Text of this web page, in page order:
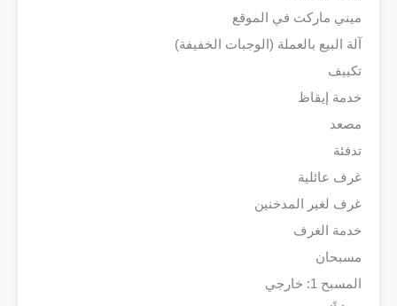
ميني ماركت في الموقع
آلة البيع بالعملة (الوجبات الخفيفة)
تكييف
خدمة إيقاظ
مصعد
تدفئة
غرف عائلية
غرف لغير المدخنين
خدمة الغرف
مسبحان
المسبح 1: خارجي